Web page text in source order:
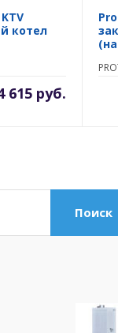
котел
615 руб.
Поиск